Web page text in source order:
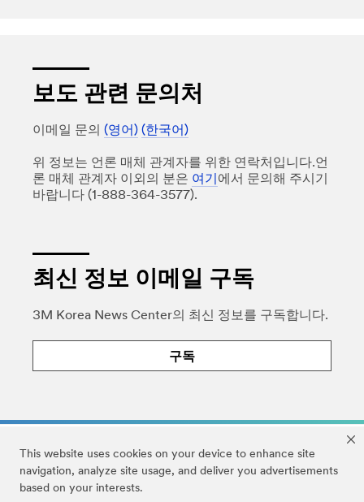
This website uses cookies on your device to enhance site
navigation, analyze site usage, and deliver you advertisements
based on your interests.
보도 관련 문의처
이메일 문의 (영어) (한국어)
위 정보는 언론 매체 관계자를 위한 연락처입니다.언
론 매체 관계자 이외의 분은 여기 에서 문의해 주시기
바랍니다 (1-888-364-3577).
최신 정보 이메일 구독
3M Korea News Center의 최신 정보를 구독합니다.
구독